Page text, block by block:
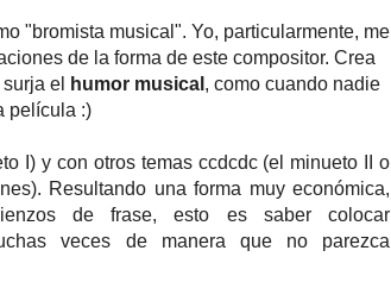
"bromista musical". Yo, particularmente, me
de la forma de este compositor. Crea
el
humor musical , como cuando nadie
película :)
I) y con otros temas ccdcdc (el minueto II o
Resultando una forma muy económica,
de frase, esto es saber colocar
veces de manera que no parezca